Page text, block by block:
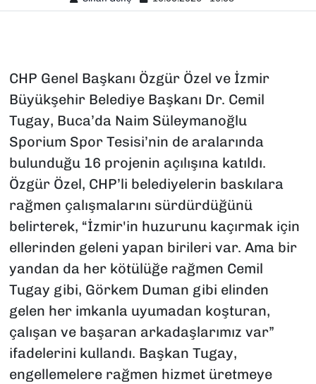
CHP Genel Başkanı Özgür Özel ve İzmir
Büyükşehir Belediye Başkanı Dr. Cemil
Tugay, Buca’da Naim Süleymanoğlu
Sporium Spor Tesisi’nin de aralarında
bulunduğu 16 projenin açılışına katıldı.
Özgür Özel, CHP’li belediyelerin baskılara
rağmen çalışmalarını sürdürdüğünü
belirterek, “İzmir'in huzurunu kaçırmak için
ellerinden geleni yapan birileri var. Ama bir
yandan da her kötülüğe rağmen Cemil
Tugay gibi, Görkem Duman gibi elinden
gelen her imkanla uyumadan koşturan,
çalışan ve başaran arkadaşlarımız var”
ifadelerini kullandı. Başkan Tugay,
engellemelere rağmen hizmet üretmeye